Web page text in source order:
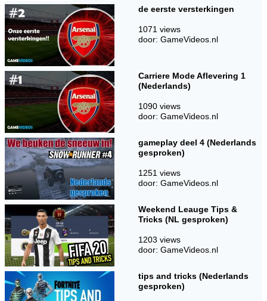
de eerste versterkingen
1071 views
door: GameVideos.nl
Carriere Mode Aflevering 1
(Nederlands)
1090 views
door: GameVideos.nl
gameplay deel 4 (Nederlands
gesproken)
1251 views
door: GameVideos.nl
Weekend Leauge Tips &
Tricks (NL gesproken)
1203 views
door: GameVideos.nl
tips and tricks (Nederlands
gesproken)